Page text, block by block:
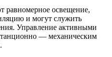
равномерное освещение,
и могут служить
Управление активными
— механическим